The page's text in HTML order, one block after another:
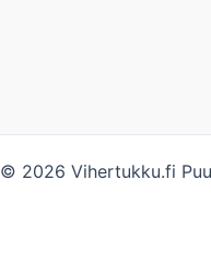
© 2026 Vihertukku.fi